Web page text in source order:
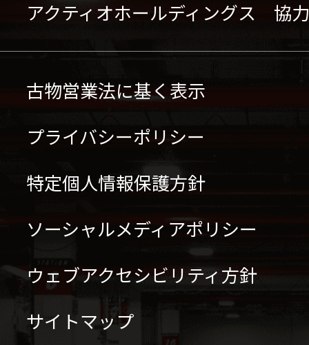
アクティオホールディングス 協
古物営業法に基く表示
プライバシーポリシー
特定個人情報保護方針
ソーシャルメディアポリシー
ウェブアクセシビリティ方針
サイトマップ